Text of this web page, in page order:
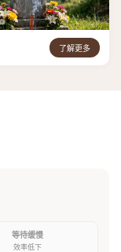
了解更多
等待缓慢
效率低下